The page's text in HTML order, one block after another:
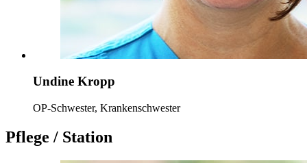
Undine Kropp
OP-Schwester, Krankenschwester
Pflege / Station